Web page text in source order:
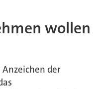
wollen
der